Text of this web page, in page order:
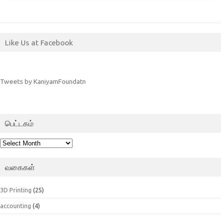
Like Us at Facebook
Tweets by KaniyamFoundatn
பெட்டகம்
பெட்டகம்
வகைகள்
3D Printing (25)
accounting (4)